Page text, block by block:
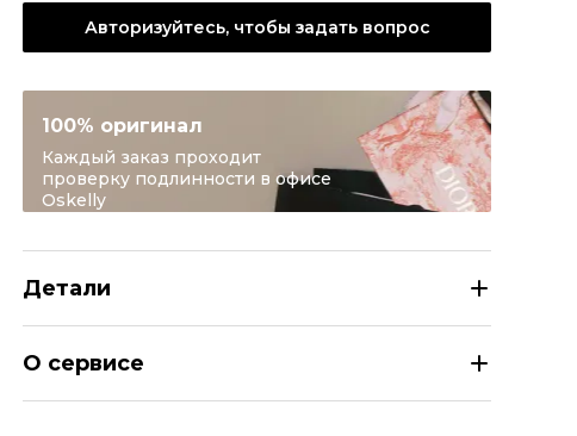
Авторизуйтесь, чтобы задать вопрос
100% оригинал
Каждый заказ проходит
проверку подлинности в офисе
Oskelly
Детали
О сервисе